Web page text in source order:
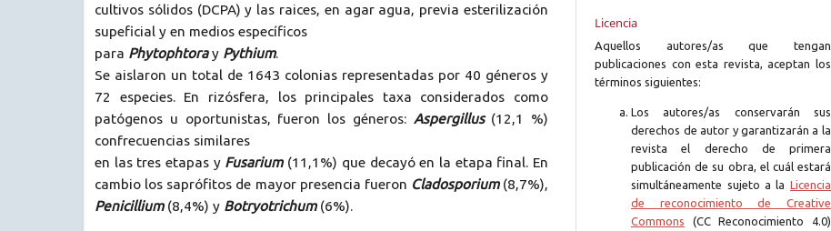
cultivos sólidos (DCPA) y las raices, en agar agua, previa esterilización
supeficial y en medios específicos
para Phytophtoray Pythium.
Se aislaron un total de 1643 colonias representadas por 40 géneros y
72 especies. En rizósfera, los principales taxa considerados como
patógenos u oportunistas, fueron los géneros:Aspergillus (12,1 %)
confrecuencias similares
en las tres etapas y Fusarium(11,1%) que decayó en la etapa final. En
cambio los saprófitos de mayor presencia fueron Cladosporium (8,7%),
Penicillium(8,4%) y Botryotrichum(6%).
Licencia
Aquellos autores/as que tengan
publicaciones con esta revista, aceptan los
términos siguientes:
Los autores/as conservarán sus
derechos de autor y garantizarán a la
revista el derecho de primera
publicación de su obra, el cuál estará
simultáneamente sujeto a la Licencia
de reconocimiento de Creative
Commons (CC Reconocimiento 4.0)